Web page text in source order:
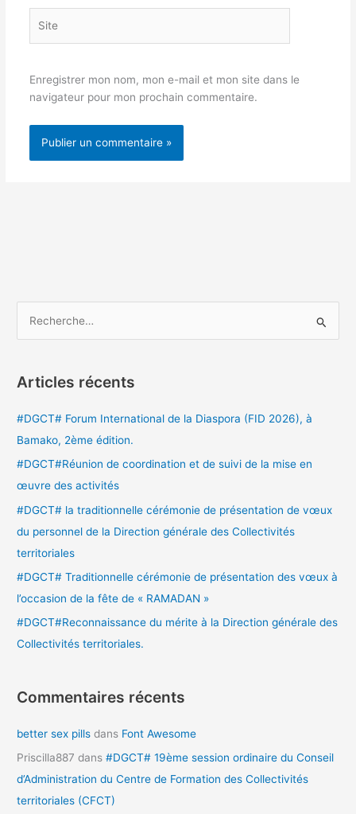
Enregistrer mon nom, mon e-mail et mon site dans le
navigateur pour mon prochain commentaire.
h
r
:
Articles récents
#DGCT# Forum International de la Diaspora (FID 2026), à
Bamako, 2ème édition.
#DGCT#Réunion de coordination et de suivi de la mise en
œuvre des activités
#DGCT# la traditionnelle cérémonie de présentation de vœux
du personnel de la Direction générale des Collectivités
territoriales
#DGCT# Traditionnelle cérémonie de présentation des vœux à
l’occasion de la fête de « RAMADAN »
#DGCT#Reconnaissance du mérite à la Direction générale des
Collectivités territoriales.
Commentaires récents
better sex pills dans Font Awesome
Priscilla887 dans#DGCT# 19ème session ordinaire du Conseil
d’Administration du Centre de Formation des Collectivités
territoriales (CFCT)